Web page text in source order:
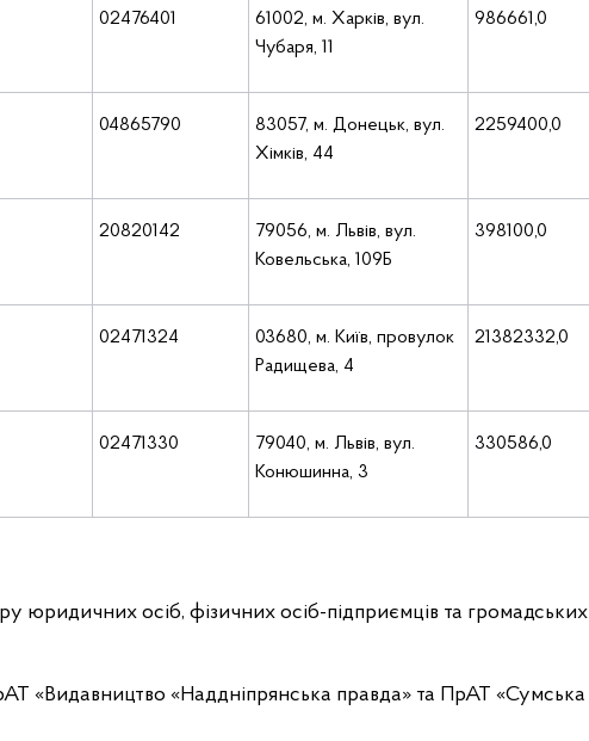
02476401
61002, м. Харків, вул.
Чубаря, 11
986661,0
04865790
83057, м. Донецьк, вул.
Хімків, 44
2259400,0
20820142
79056, м. Львів, вул.
Ковельська, 109Б
398100,0
02471324
03680, м. Київ, провулок
Радищева, 4
21382332,0
02471330
79040, м. Львів, вул.
Конюшинна, 3
330586,0
юридичних осіб, фізичних осіб-підприємців та громадських
«Видавництво «Наддніпрянська правда» та ПрАТ «Сумська